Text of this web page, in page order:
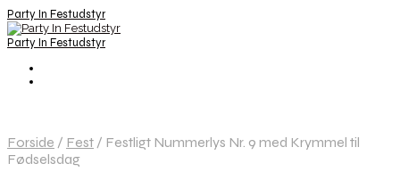
Party In Festudstyr
Party In Festudstyr
Forside / Fest / Festligt Nummerlys Nr. 9 med Krymmel til
Fødselsdag